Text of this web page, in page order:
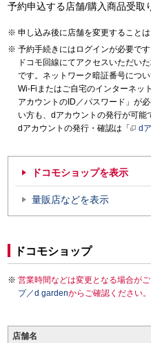
予約申込する店舗/購入商品受取
申し込み後に店舗を変更することは
予約手続きにはログインが必要です
ドコモ回線にてアクセスいただい
です。ネットワーク暗証番号につ
Wi-Fiまたはご自宅のインターネッ
アカウントのID／パスワード」が
い方も、dアカウントの発行が可能
dアカウントの発行・確認は「
d
ドコモショップを表示
量販店などを表示
ドコモショップ
営業時間などは変更となる場合が
プ／d gardenからご確認ください。
店舗名